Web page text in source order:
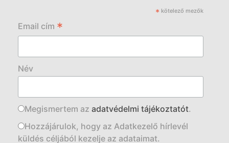
* kötelező mezők
Email cím *
Név
Megismertem az adatvédelmi tájékoztatót.
Hozzájárulok, hogy az Adatkezelő hírlevél
küldés céljából kezelje az adataimat.